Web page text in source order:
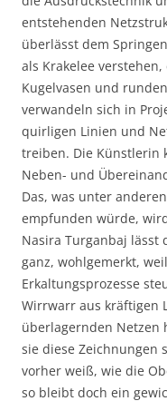
entstehenden
überlässt dem
als Krakelee
Kugelvasen und
verwandeln sich in
quirligen Linien und
treiben. Die Künstlerin
Neben- und
Das, was unter
empfunden würde,
Nasira Turganbaj
ganz, wohlgemerkt,
Erkaltungsprozesse
Wirrwarr aus kräftigen
überlagernden Netzen
sie diese Zeichnungen
vorher weiß, wie die
so bleibt doch ein